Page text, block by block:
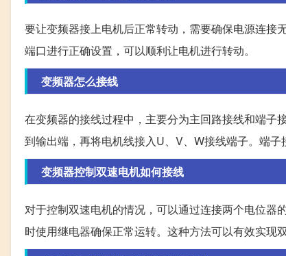
要让变频器接上电机后正常转动，需要确保电源连接
端口进行正确设置，可以顺利让电机进行转动。
变频器怎么接线
在变频器的接线过程中，主要分为主回路接线和端
到输出端，再将电机线接入U、V、W接线端子。端子
变频器控制双速电机如何接线
对于控制双速电机的情况，可以通过连接两个电位器
时使用继电器确保正常运转。这种方法可以有效实现